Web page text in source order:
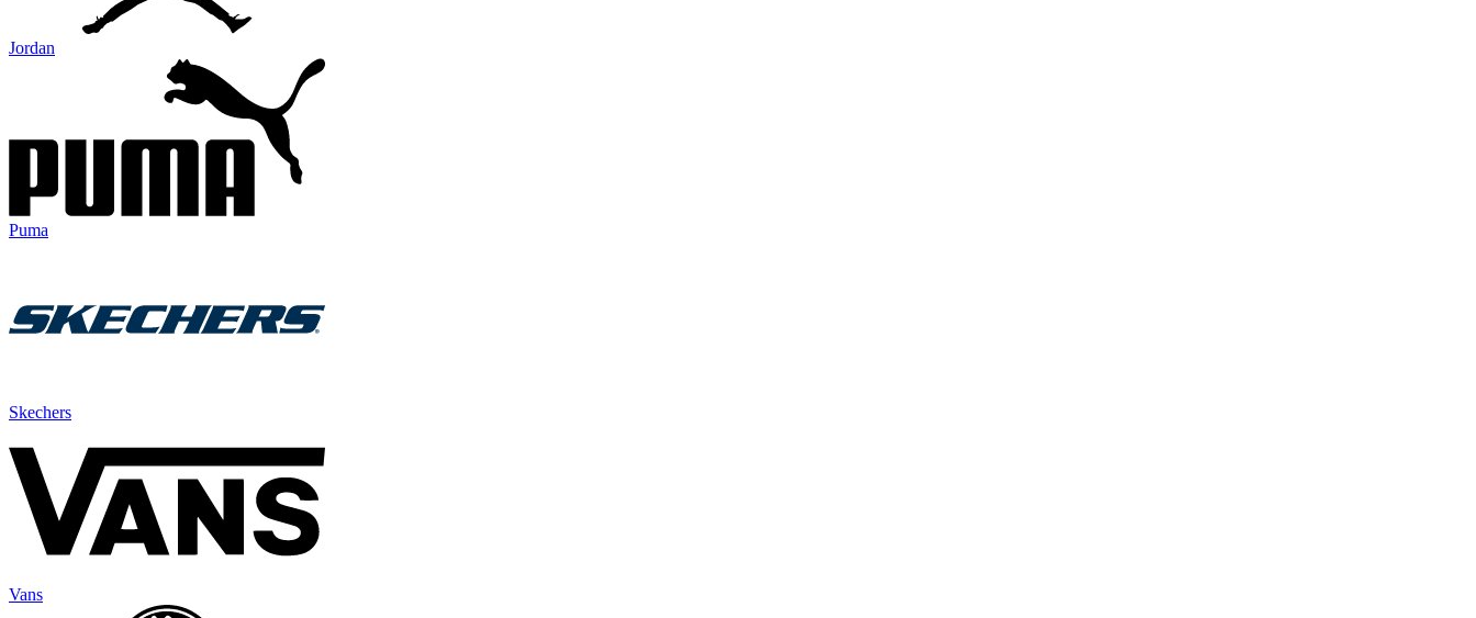
Jordan
Puma
Skechers
Vans